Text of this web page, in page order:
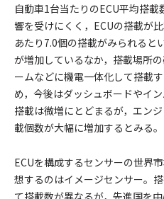
自動車1台当たりのECU平均搭
響を受けにくく，ECUの搭載が
あたり7.0個の搭載がみられると
が増加しているなか，搭載場所
ームなどに機電一体化して搭載
め，今後はダッシュボードやイ
搭載は微増にとどまるが，エン
載個数が大幅に増加するとみる。
ECUを構成するセンサーの世界
想するのはイメージセンサー。
て搭載数が異なるが，先進国を